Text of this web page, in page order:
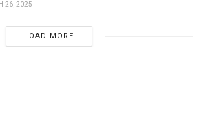
26, 2025
LOAD MORE